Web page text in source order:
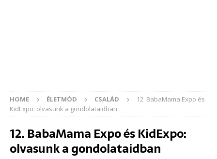
HOME ÉLETMÓD CSALÁD
12. BabaMama Expo és
KidExpo: olvasunk a gondolataidban
12. BabaMama Expo és KidExpo:
olvasunk a gondolataidban